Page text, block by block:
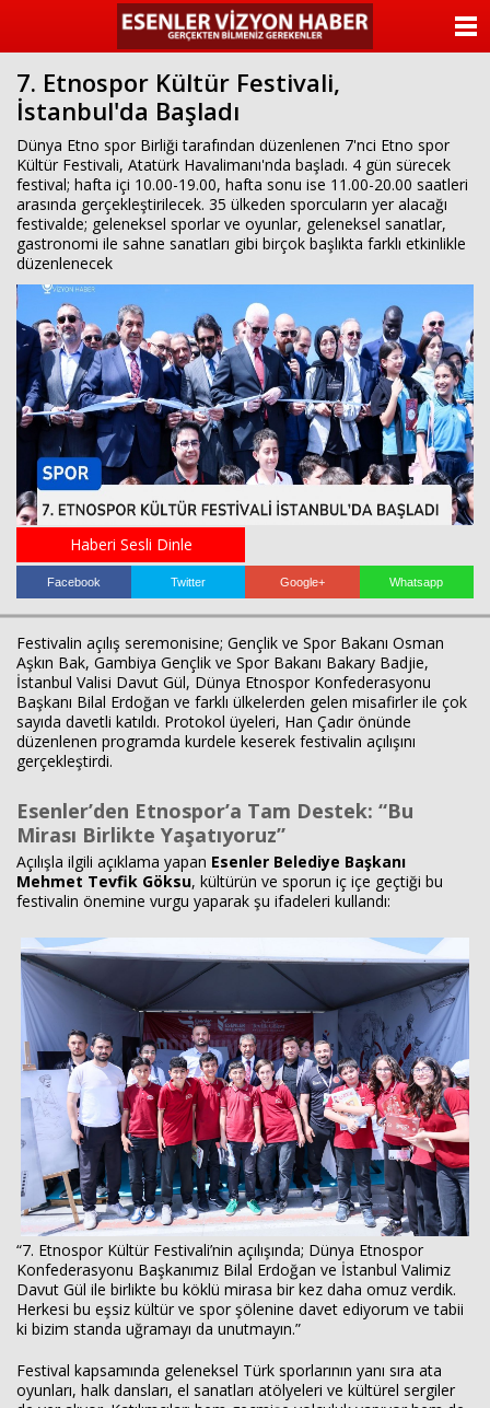
7. Etnospor Kültür Festivali,
İstanbul'da Başladı
Dünya Etno spor Birliği tarafından düzenlenen 7'nci Etno spor
Kültür Festivali, Atatürk Havalimanı'nda başladı. 4 gün sürecek
festival; hafta içi 10.00-19.00, hafta sonu ise 11.00-20.00 saatleri
arasında gerçekleştirilecek. 35 ülkeden sporcuların yer alacağı
festivalde; geleneksel sporlar ve oyunlar, geleneksel sanatlar,
gastronomi ile sahne sanatları gibi birçok başlıkta farklı etkinlikle
düzenlenecek
Haberi Sesli Dinle
Facebook Twitter Google+ Whatsapp
Festivalin açılış seremonisine; Gençlik ve Spor Bakanı Osman
Aşkın Bak, Gambiya Gençlik ve Spor Bakanı Bakary Badjie,
İstanbul Valisi Davut Gül, Dünya Etnospor Konfederasyonu
Başkanı Bilal Erdoğan ve farklı ülkelerden gelen misafirler ile çok
sayıda davetli katıldı. Protokol üyeleri, Han Çadır önünde
düzenlenen programda kurdele keserek festivalin açılışını
gerçekleştirdi.
Esenler’den Etnospor’a Tam Destek: “Bu
Mirası Birlikte Yaşatıyoruz”
Açılışla ilgili açıklama yapan Esenler Belediye Başkanı
Mehmet Tevfik Göksu, kültürün ve sporun iç içe geçtiği bu
festivalin önemine vurgu yaparak şu ifadeleri kullandı:
“7. Etnospor Kültür Festivali’nin açılışında; Dünya Etnospor
Konfederasyonu Başkanımız Bilal Erdoğan ve İstanbul Valimiz
Davut Gül ile birlikte bu köklü mirasa bir kez daha omuz verdik.
Herkesi bu eşsiz kültür ve spor şölenine davet ediyorum ve tabii
ki bizim standa uğramayı da unutmayın.”
Festival kapsamında geleneksel Türk sporlarının yanı sıra ata
oyunları, halk dansları, el sanatları atölyeleri ve kültürel sergiler
ANASAYFA
KATEGORİLER
ANKETLER
FOTO GALERİ
KÜNYE
İLETİŞİM
Haberin Doğru Adresi.